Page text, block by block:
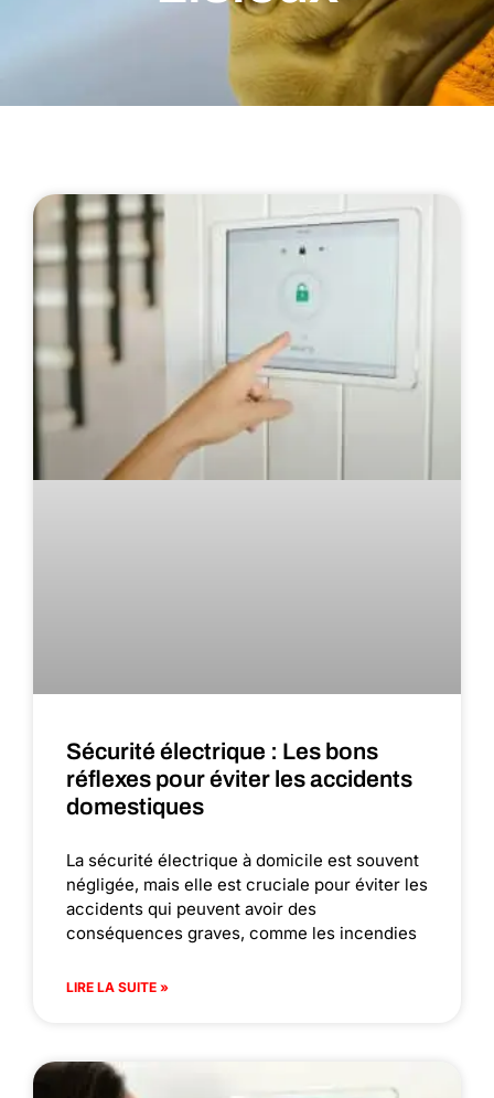
Sécurité électrique : Les bons
réflexes pour éviter les accidents
domestiques
La sécurité électrique à domicile est souvent
négligée, mais elle est cruciale pour éviter les
accidents qui peuvent avoir des
conséquences graves, comme les incendies
LIRE LA SUITE »